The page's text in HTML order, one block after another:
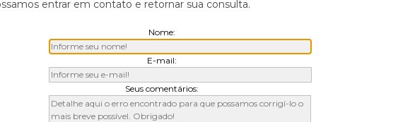
entrar em contato e retornar sua consulta.
Nome:
E-mail:
Seus comentários: